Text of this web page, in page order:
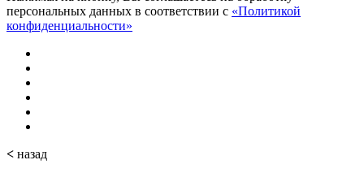
персональных данных в соответствии с «Политикой
конфиденциальности»
< назад